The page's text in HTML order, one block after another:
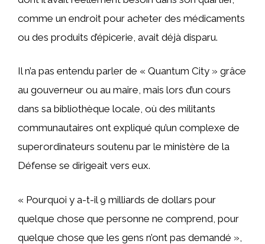
comme un endroit pour acheter des médicaments
ou des produits d’épicerie, avait déjà disparu.
Il n’a pas entendu parler de « Quantum City » grâce
au gouverneur ou au maire, mais lors d’un cours
dans sa bibliothèque locale, où des militants
communautaires ont expliqué qu’un complexe de
superordinateurs soutenu par le ministère de la
Défense se dirigeait vers eux.
« Pourquoi y a-t-il 9 milliards de dollars pour
quelque chose que personne ne comprend, pour
quelque chose que les gens n’ont pas demandé »,